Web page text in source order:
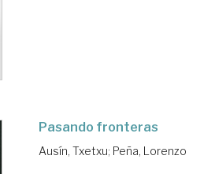
Pasando fronteras
Ausín, Txetxu; Peña, Lorenzo